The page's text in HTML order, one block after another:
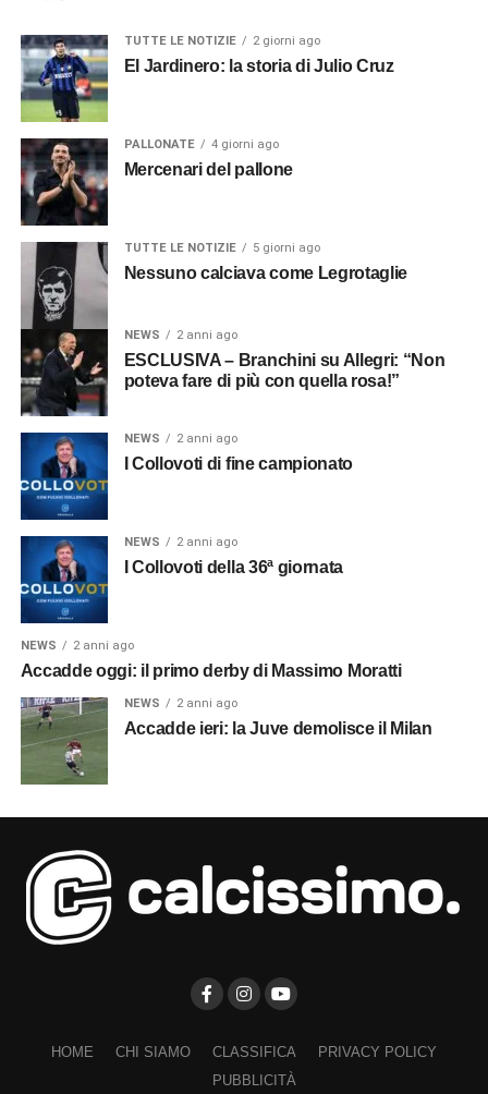
TUTTE LE NOTIZIE 2 giorni ago
El Jardinero: la storia di Julio Cruz
PALLONATE 4 giorni ago
Mercenari del pallone
TUTTE LE NOTIZIE 5 giorni ago
Nessuno calciava come Legrotaglie
NEWS 2 anni ago
ESCLUSIVA – Branchini su Allegri: “Non
poteva fare di più con quella rosa!”
NEWS 2 anni ago
I Collovoti di fine campionato
NEWS 2 anni ago
I Collovoti della 36ª giornata
NEWS 2 anni ago
Accadde oggi: il primo derby di Massimo Moratti
NEWS 2 anni ago
Accadde ieri: la Juve demolisce il Milan
HOME CHI SIAMO CLASSIFICA
PRIVACY POLICY
PUBBLICITÀ